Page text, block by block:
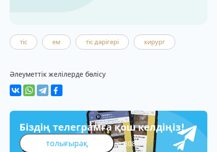
тіс ем тіс дәрігері хирург
Әлеуметтік желілерде бөлісу
Біздің телеграмға қош келдіңіз!
толығырақ 308